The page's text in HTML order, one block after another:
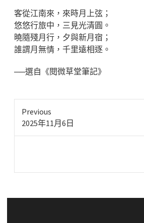
客從江南來，來時月上弦；
悠悠行旅中，三見光清圓。
曉隨殘月行，夕與新月宿；
誰謂月無情，千里遠相逐。
──選自《閱微草堂筆記》
Previous
Previous
2025年11月6日